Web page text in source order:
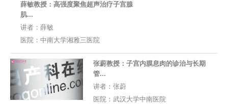
薛敏教授：高强度聚焦超声治疗子宫腺
肌...
讲者： 薛敏
医院： 中南大学湘雅三医院
张蔚教授：子宫内膜息肉的诊治与长期
管...
讲者： 张蔚
医院： 武汉大学中南医院